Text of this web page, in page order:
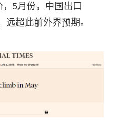
5月份，中国出口
超此前外界预期。